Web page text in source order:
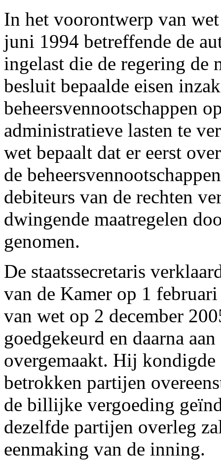
In het voorontwerp van
juni 1994 betreffende de
ingelast die de regering
besluit bepaalde eisen
beheersvennootschappen
administratieve lasten te
wet bepaalt dat er eerst
de
debiteurs van de rechten
dwingende maatregelen
genomen.
De staatssecretaris
van de Kamer op 1
van wet op 2 december
goedgekeurd en daarna
overgemaakt. Hij kondigde
betrokken partijen
de billijke vergoeding
dezelfde partijen overleg
eenmaking van de inning.